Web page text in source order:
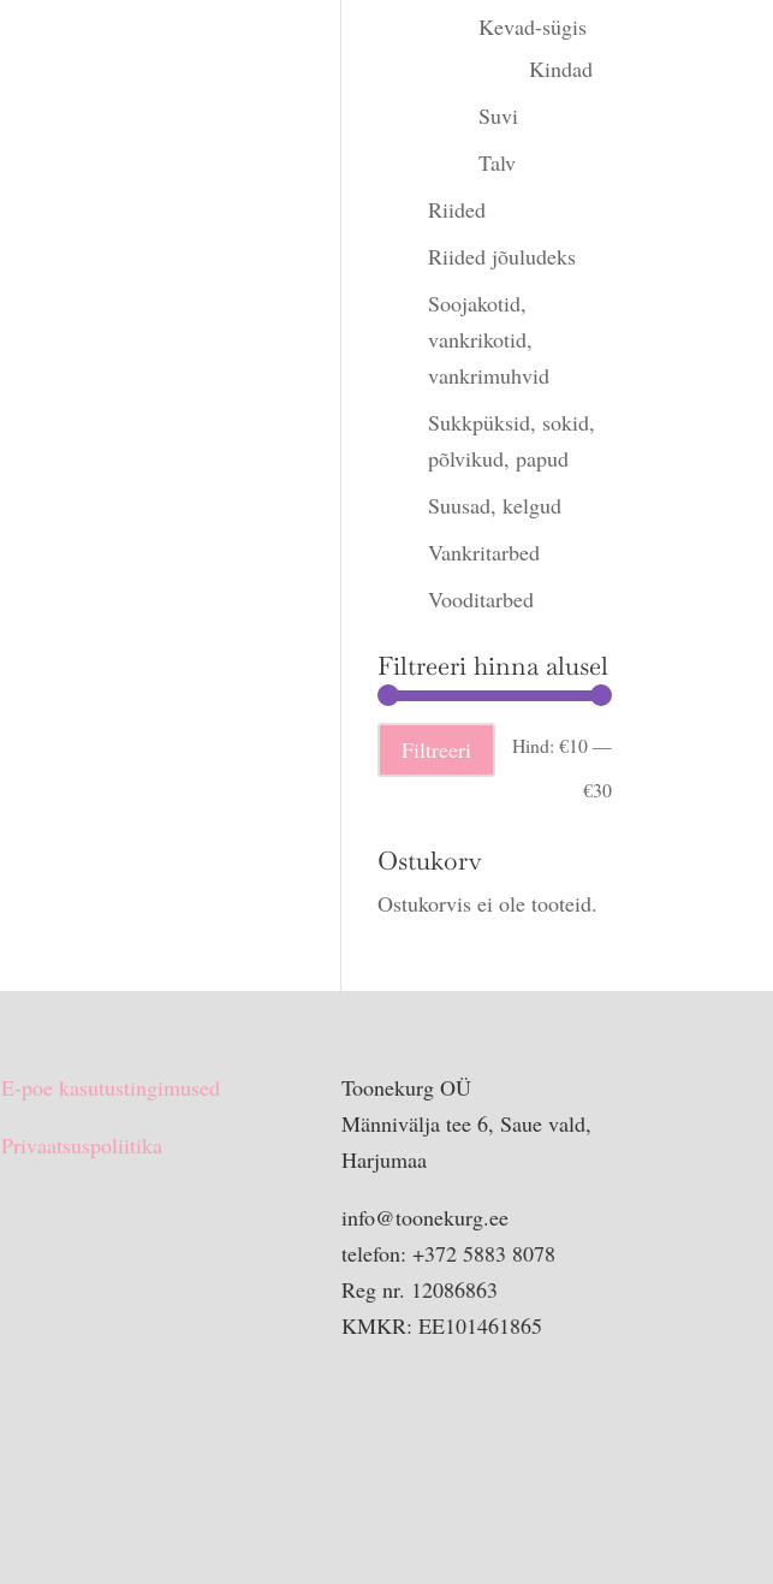
Kevad-sügis
Kindad
Suvi
Talv
Riided
Riided jõuludeks
Soojakotid,
vankrikotid,
vankrimuhvid
Sukkpüksid, sokid,
põlvikud, papud
Suusad, kelgud
Vankritarbed
Vooditarbed
Filtreeri hinna alusel
Minimaalne
hind
Maksimaalne
hind
Filtreeri Hind: €10—
€30
Ostukorv
Ostukorvis ei ole tooteid.
E-poe kasutustingimused
Privaatsuspoliitika
Toonekurg OÜ
Männivälja tee 6, Saue vald,
Harjumaa
info@toonekurg.ee
telefon: +372 5883 8078
Reg nr. 12086863
KMKR: EE101461865